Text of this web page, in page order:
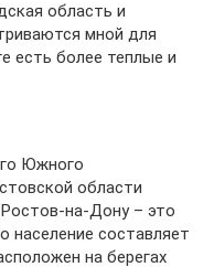
область и
мной для
есть более теплые и
Южного
области
на-Дону – это
население составляет
на берегах